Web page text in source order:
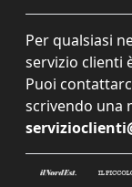
Per qualsiasi
servizio clienti
Puoi
scrivendo una